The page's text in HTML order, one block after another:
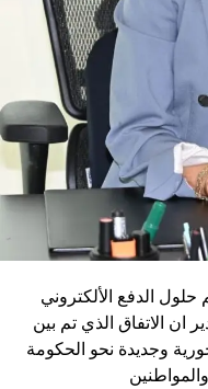
الدفع الألكتروني
ان الاتفاق الذي تم بين
وجديدة نحو الحكومة